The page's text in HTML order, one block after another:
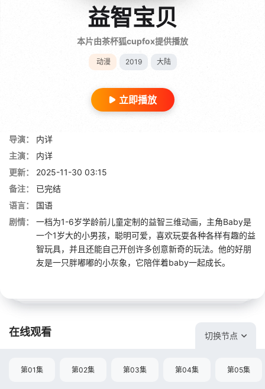
益智宝贝
本片由茶杯狐cupfox提供播放
动漫 2019 大陆
立即播放
导演：
内详
主演：
内详
更新：
2025-11-30 03:15
备注：
已完结
语言：
国语
剧情：
一档为1-6岁学龄前儿童定制的益智三维动画，主角Baby是
一个1岁大的小男孩，聪明可爱，喜欢玩耍各种各样有趣的益
智玩具，并且还能自己开创许多创意新奇的玩法。他的好朋
友是一只胖嘟嘟的小灰象，它陪伴着baby一起成长。
在线观看 切换节点
第01集 第02集 第03集 第04集 第05集